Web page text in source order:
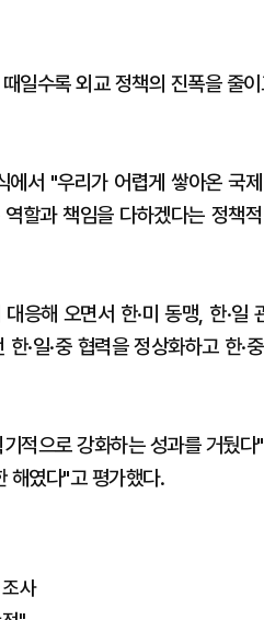
일수록 외교 정책의 진폭을 줄
서 "우리가 어렵게 쌓아온 국
할과 책임을 다하겠다는 정책
해 오면서 한·미 동맹, 한·일
·일·중 협력을 정상화하고 한·
적으로 강화하는 성과를 거뒀
해였다"고 평가했다.
사